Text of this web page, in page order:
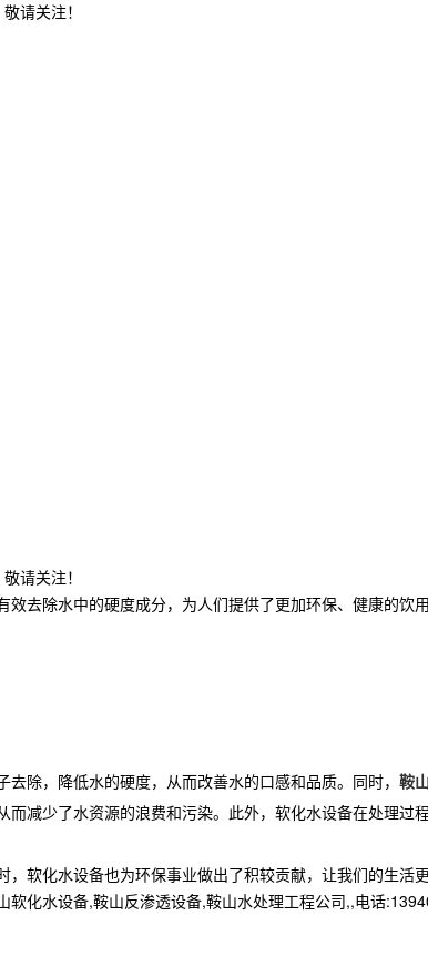
请关注！
请关注！
去除水中的硬度成分，为人们提供了更加环保、健康的饮用
除，降低水的硬度，从而改善水的口感和品质。同时， 鞍
减少了水资源的浪费和污染。此外，软化水设备在处理过
软化水设备也为环保事业做出了积较贡献，让我们的生活更
化水设备,鞍山反渗透设备,鞍山水处理工程公司,,电话